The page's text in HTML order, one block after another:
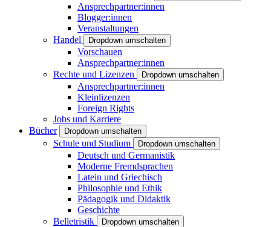
Ansprechpartner:innen
Blogger:innen
Veranstaltungen
Handel
Dropdown umschalten
Vorschauen
Ansprechpartner:innen
Rechte und Lizenzen
Dropdown umschalten
Ansprechpartner:innen
Kleinlizenzen
Foreign Rights
Jobs und Karriere
Bücher
Dropdown umschalten
Schule und Studium Dropdown umschalten
Deutsch und Germanistik
Moderne Fremdsprachen
Latein und Griechisch
Philosophie und Ethik
Pädagogik und Didaktik
Geschichte
Belletristik
Dropdown umschalten